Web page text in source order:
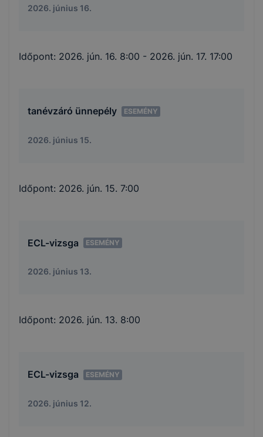
2026. június 16.
Időpont: 2026. jún. 16. 8:00 - 2026. jún. 17. 17:00
tanévzáró ünnepély ESEMÉNY
2026. június 15.
Időpont: 2026. jún. 15. 7:00
ECL-vizsga ESEMÉNY
2026. június 13.
Időpont: 2026. jún. 13. 8:00
ECL-vizsga ESEMÉNY
2026. június 12.